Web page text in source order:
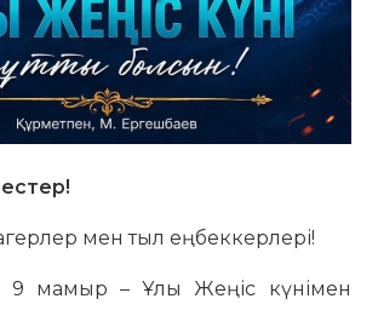
мен тыл еңбеккерлері!
9 мамыр – Ұлы Жеңіс күнімен